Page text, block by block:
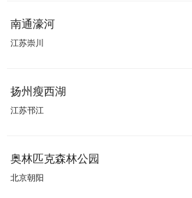
南通濠河
江苏崇川
扬州瘦西湖
江苏邗江
奥林匹克森林公园
北京朝阳